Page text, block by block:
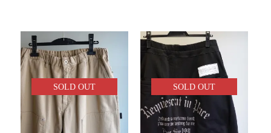
SOLD OUT SOLD OUT